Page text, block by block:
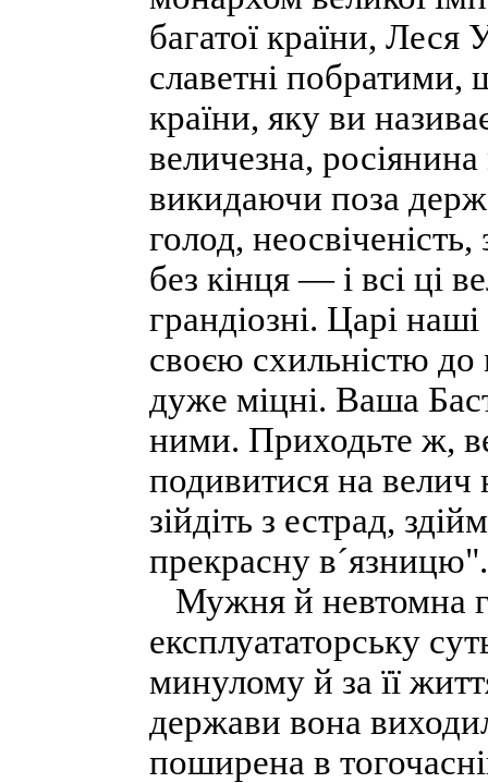
багатої країни, Леся
славетні
країни, яку ви
величезна,
викидаючи поза
голод,
без кінця — і всі ці
грандіозні. Царі
своєю схильністю до
дуже міцні. Ваша
ними. Приходьте ж,
подивитися на
зійдіть з естрад,
прекрасну в´язницю".
Мужня й невтомна
експлуататорську
минулому й за її
держави вона
поширена в